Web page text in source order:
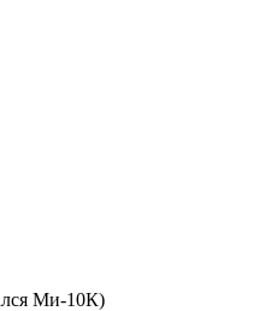
Ми-10К)